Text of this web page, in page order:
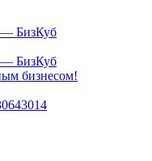
— БизКуб
— БизКуб
бизнесом!